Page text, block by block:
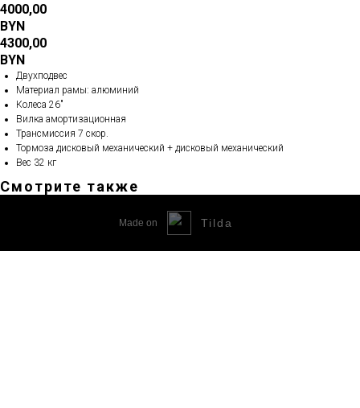
4000,00
BYN
4300,00
BYN
Двухподвес
Материал рамы: алюминий
Колеса 26"
Вилка амортизационная
Трансмиссия 7 скор.
Тормоза дисковый механический + дисковый механический
Вес 32 кг
Смотрите также
Made on Tilda